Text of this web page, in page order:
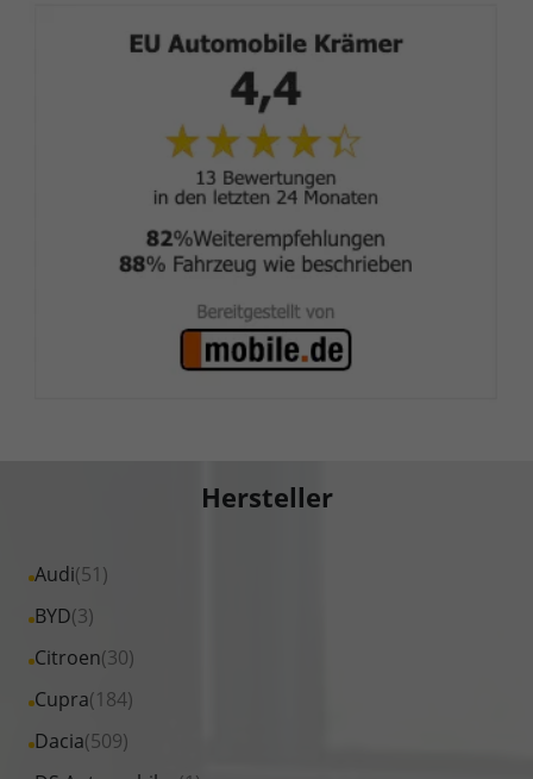
Hersteller
Audi(51)
Alle
Fahrzeuge
Audi
anzeigen
BYD(3)
Alle
Fahrzeuge
BYD
anzeigen
Citroen(30)
Alle
Fahrzeuge
Citroen
Cupra(184)
Alle
Fahrzeuge
Dacia(509)
Alle
Fahrzeuge